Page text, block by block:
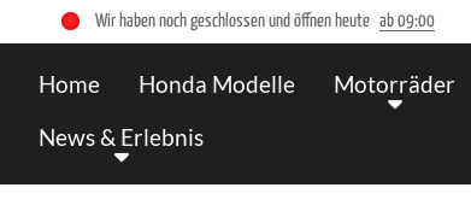
Wir haben noch geschlossen und öffnen heute ab 09:00
Home Honda Modelle Motorräder
News & Erlebnis